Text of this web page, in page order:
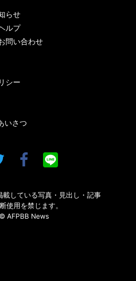
らせ
ルプ
問い合わせ
シー
いさつ
載している写真・見出し・記事
使用を禁じます。
© AFPBB News